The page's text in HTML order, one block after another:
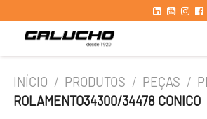
INÍCIO / PRODUTOS / PEÇAS /
ROLAMENTO34300/34478 CONICO